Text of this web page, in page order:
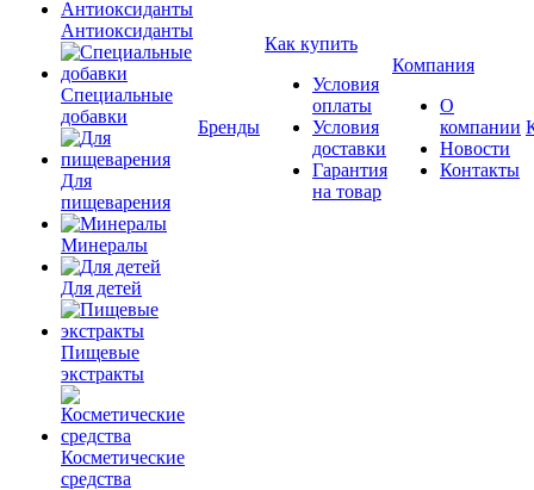
Антиоксиданты
Специальные
добавки
Для
пищеварения
Минералы
Для детей
Пищевые
экстракты
Косметические
средства
Бренды
Как купить
Условия
оплаты
Условия
доставки
Гарантия
на товар
Компания
О
компании
Новости
Контакты